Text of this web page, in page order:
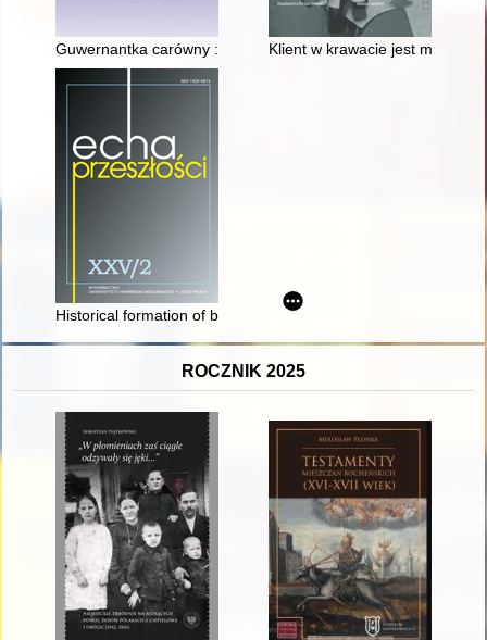
Guwernantka carówny : losy i perspektywa Jeanne Huc-
Klient w krawacie jest mniej
Historical formation of border regions in the context of the
ROCZNIK 2025